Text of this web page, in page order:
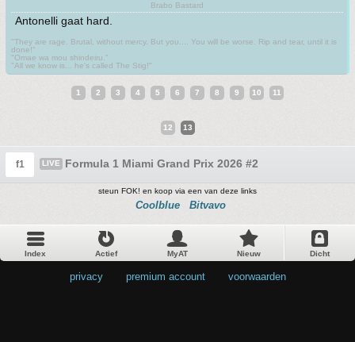
Brabo Bastard
Antonelli gaat hard.
"They are rage. Brutal, without mercy. But you.... You will be worse. Rip and tear, until it is
done!"
"Omae wa mou shindeiru."
"All we know is... he's called The Stig!"
1 2 3 4 5 6 7 8 9 10 11
12 13
f1 LIVE Formula 1 Miami Grand Prix 2026 #2
steun FOK! en koop via een van deze links
Coolblue Bitvavo
Index Actief MyAT Nieuw Dicht
privacy premium account voorwaarden